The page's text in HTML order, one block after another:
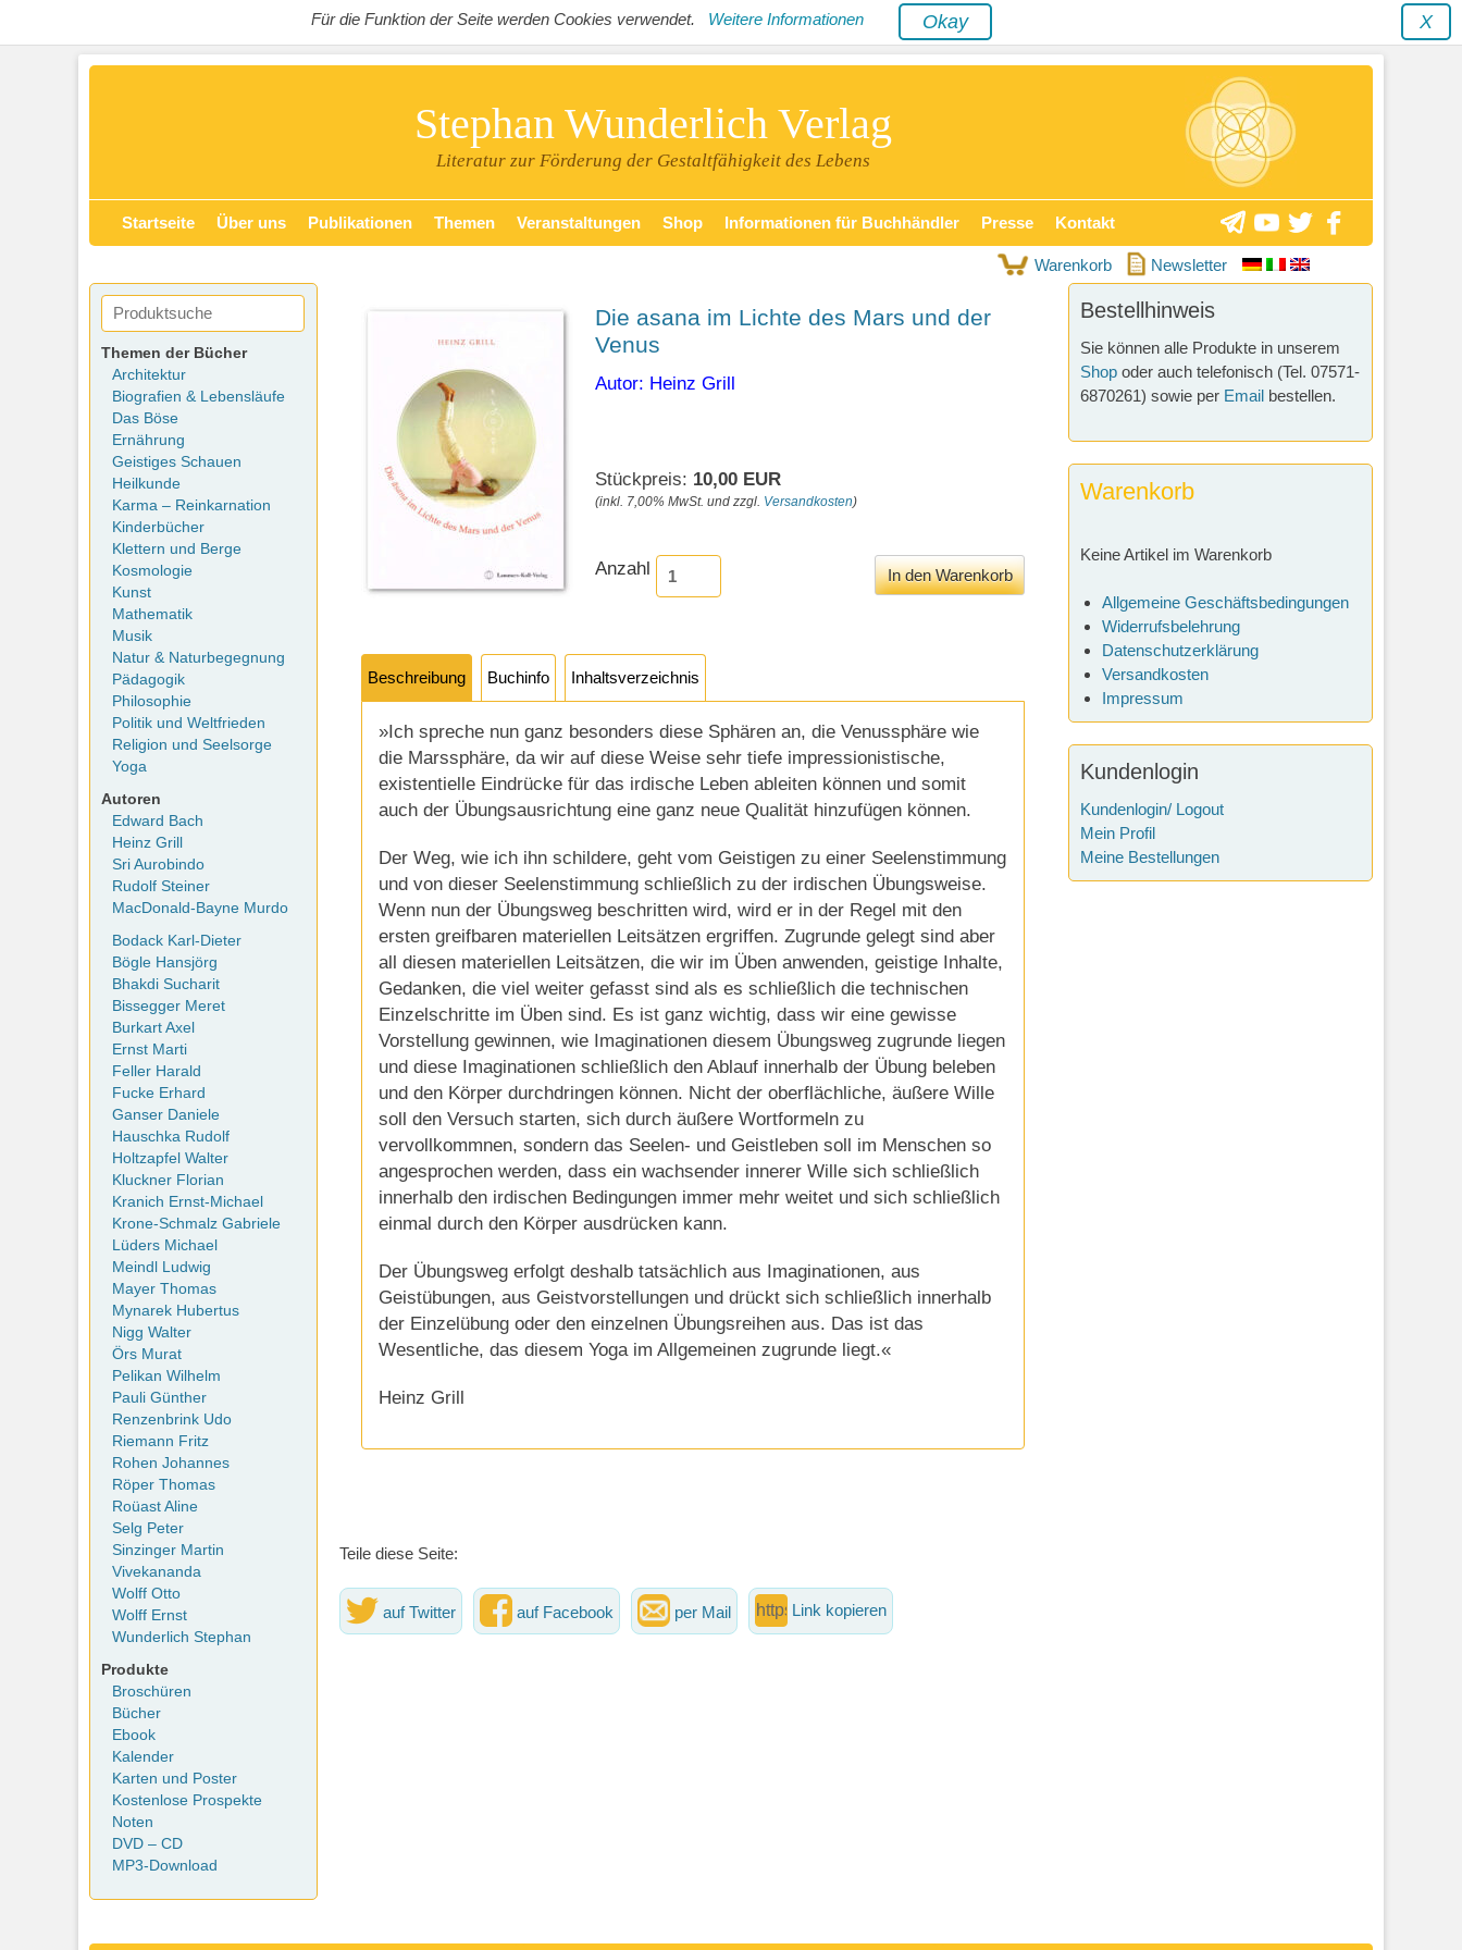
Für die Funktion der Seite werden Cookies verwendet. Weitere Informationen X
Okay
Stephan Wunderlich Verlag
Literatur zur Förderung der Gestaltfähigkeit des Lebens
Primäres Menü
Inhalt
Startseite Über uns Publikationen Themen Veranstaltungen Shop Informationen für Buchhändler Presse Kontakt
Warenkorb Newsletter
Die asana im Lichte des Mars und der
Venus
Autor: Heinz Grill
Stückpreis: 10,00 EUR
(inkl. 7,00% MwSt. und zzgl. Versandkosten)
Anzahl
Beschreibung Buchinfo Inhaltsverzeichnis
»Ich spreche nun ganz besonders diese Sphären an, die Venussphäre wie
die Marssphäre, da wir auf diese Weise sehr tiefe impressionistische,
existentielle Eindrücke für das irdische Leben ableiten können und somit
auch der Übungsausrichtung eine ganz neue Qualität hinzufügen können.
Der Weg, wie ich ihn schildere, geht vom Geistigen zu einer Seelenstimmung
und von dieser Seelenstimmung schließlich zu der irdischen Übungsweise.
Wenn nun der Übungsweg beschritten wird, wird er in der Regel mit den
ersten greifbaren materiellen Leitsätzen ergriffen. Zugrunde gelegt sind aber
all diesen materiellen Leitsätzen, die wir im Üben anwenden, geistige Inhalte,
Gedanken, die viel weiter gefasst sind als es schließlich die technischen
Einzelschritte im Üben sind. Es ist ganz wichtig, dass wir eine gewisse
Vorstellung gewinnen, wie Imaginationen diesem Übungsweg zugrunde liegen
und diese Imaginationen schließlich den Ablauf innerhalb der Übung beleben
und den Körper durchdringen können. Nicht der oberflächliche, äußere Wille
soll den Versuch starten, sich durch äußere Wortformeln zu
vervollkommnen, sondern das Seelen- und Geistleben soll im Menschen so
angesprochen werden, dass ein wachsender innerer Wille sich schließlich
innerhalb den irdischen Bedingungen immer mehr weitet und sich schließlich
einmal durch den Körper ausdrücken kann.
Der Übungsweg erfolgt deshalb tatsächlich aus Imaginationen, aus
Geistübungen, aus Geistvorstellungen und drückt sich schließlich innerhalb
der Einzelübung oder den einzelnen Übungsreihen aus. Das ist das
Wesentliche, das diesem Yoga im Allgemeinen zugrunde liegt.«
Heinz Grill
Teile diese Seite:
auf Twitter auf Facebook per Mail Link kopieren
Bestellhinweis
Sie können alle Produkte in unserem
Shop oder auch telefonisch (Tel. 07571-
6870261) sowie per Email bestellen.
Warenkorb
Keine Artikel im Warenkorb
Allgemeine Geschäftsbedingungen
Widerrufsbelehrung
Datenschutzerklärung
Versandkosten
Impressum
Kundenlogin
Kundenlogin/ Logout
Mein Profil
Meine Bestellungen
Themen der Bücher
Architektur
Biografien & Lebensläufe
Das Böse
Ernährung
Geistiges Schauen
Heilkunde
Karma – Reinkarnation
Kinderbücher
Klettern und Berge
Kosmologie
Kunst
Mathematik
Musik
Natur & Naturbegegnung
Pädagogik
Philosophie
Politik und Weltfrieden
Religion und Seelsorge
Yoga
Autoren
Edward Bach
Heinz Grill
Sri Aurobindo
Rudolf Steiner
MacDonald-Bayne Murdo
Bodack Karl-Dieter
Bögle Hansjörg
Bhakdi Sucharit
Bissegger Meret
Burkart Axel
Ernst Marti
Feller Harald
Fucke Erhard
Ganser Daniele
Hauschka Rudolf
Holtzapfel Walter
Kluckner Florian
Kranich Ernst-Michael
Krone-Schmalz Gabriele
Lüders Michael
Meindl Ludwig
Mayer Thomas
Mynarek Hubertus
Nigg Walter
Örs Murat
Pelikan Wilhelm
Pauli Günther
Renzenbrink Udo
Riemann Fritz
Rohen Johannes
Röper Thomas
Roüast Aline
Selg Peter
Sinzinger Martin
Vivekananda
Wolff Otto
Wolff Ernst
Wunderlich Stephan
Produkte
Broschüren
Bücher
Ebook
Kalender
Karten und Poster
Kostenlose Prospekte
Noten
DVD – CD
MP3-Download